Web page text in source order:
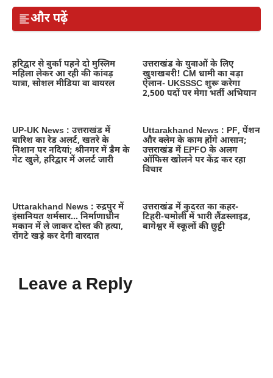
और पढ़ें
हरिद्वार से बुर्का पहने दो मुस्लिम
महिला लेकर आ रही की कांवड़
यात्रा, सोशल मीडिया वा वायरल
उत्तराखंड के युवाओं के लिए
खुशखबरी! CM धामी का बड़ा
ऐलान- UKSSSC शुरू करेगा
2,500 पदों पर मेगा भर्ती अभियान
UP-UK News : उत्तराखंड में
बारिश का रेड अलर्ट, खतरे के
निशान पर नदियां; श्रीनगर में डैम के
गेट खुले, हरिद्वार में अलर्ट जारी
Uttarakhand News : PF, पेंशन
और क्लेम के काम होंगे आसान;
उत्तराखंड में EPFO के अलग
ऑफिस खोलने पर केंद्र कर रहा
विचार
Uttarakhand News : रुद्रपुर में
इंसानियत शर्मसार… निर्माणाधीन
मकान में ले जाकर दोस्त की हत्या,
रोंगटे खड़े कर देगी वारदात
उत्तराखंड में कुदरत का कहर-
टिहरी-चमोली में भारी लैंडस्लाइड,
बागेश्वर में स्कूलों की छुट्टी
Leave a Reply